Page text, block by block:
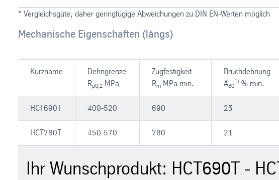
* Vergleichsgüte, daher geringfügige Abweichungen zu DIN EN-Werten möglich
Mechanische Eigenschaften (längs)
Kurzname
Dehngrenze
Rp0,2 MPa
Zugfestigkeit
Rm MPa min.
Bruchdehnung
A80
1) % min.
HCT690T 400-520 690 23
HCT780T 450-570 780 21
Ihr Wunschprodukt: HCT690T -